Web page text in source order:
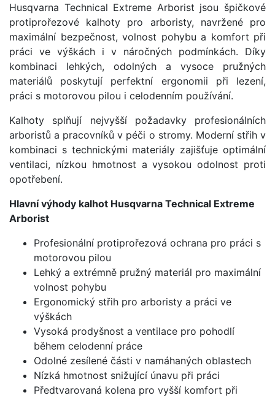
Husqvarna Technical Extreme Arborist jsou špičkové
protiprořezové kalhoty pro arboristy, navržené pro
maximální bezpečnost, volnost pohybu a komfort při
práci ve výškách i v náročných podmínkách. Díky
kombinaci lehkých, odolných a vysoce pružných
materiálů poskytují perfektní ergonomii při lezení,
práci s motorovou pilou i celodenním používání.
Kalhoty splňují nejvyšší požadavky profesionálních
arboristů a pracovníků v péči o stromy. Moderní střih v
kombinaci s technickými materiály zajišťuje optimální
ventilaci, nízkou hmotnost a vysokou odolnost proti
opotřebení.
Hlavní výhody kalhot Husqvarna Technical Extreme
Arborist
Profesionální protiprořezová ochrana pro práci s
motorovou pilou
Lehký a extrémně pružný materiál pro maximální
volnost pohybu
Ergonomický střih pro arboristy a práci ve
výškách
Vysoká prodyšnost a ventilace pro pohodlí
během celodenní práce
Odolné zesílené části v namáhaných oblastech
Nízká hmotnost snižující únavu při práci
Předtvarovaná kolena pro vyšší komfort při